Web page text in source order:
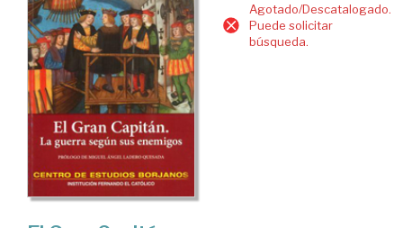
Agotado/Descatalogado.
Puede solicitar
búsqueda.